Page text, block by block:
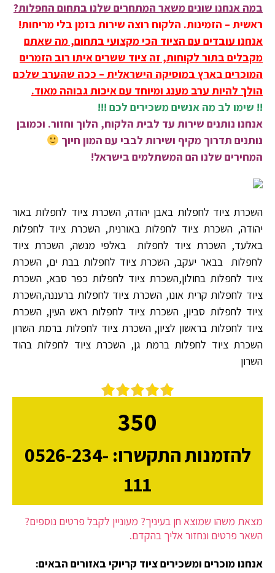
במה אנחנו שונים משאר המתחרים שלנו בתחום החפלות?
ראשית – הזמינות. הלקוח רוצה שירות בזמן בלי מריחות!
אנחנו עובדים עם הציוד הכי מקצועי בתחום, מה שאתם
מקבלים בתור לקוחות, זה ציוד ששרים איתו רוב הזמרים
המוכרים בארץ במוסיקה הישראלית – ככה שהערב שלכם
הולך להיות ערב מענג ומיוחד עם איכות גבוהה מאוד.
!! שימו לב מה אנשים משכירים לכם !!!
אנחנו נותנים שירות עד לבית הלקוח, הלוך וחזור. וכמובן
נותנים תדרוך מקיף ושירות לבבי עם המון חיוך
המחירים שלנו הם המשתלמים בישראל!
השכרת ציוד לחפלות באבן יהודה, השכרת ציוד לחפלות באור
יהודה, השכרת ציוד לחפלות באורנית, השכרת ציוד לחפלות
באלעד, השכרת ציוד לחפלות באלפי מנשה, השכרת ציוד
לחפלות בבאר יעקב, השכרת ציוד לחפלות בבת ים, השכרת
ציוד לחפלות בחולון,השכרת ציוד לחפלות כפר סבא, השכרת
ציוד לחפלות קרית אונו, השכרת ציוד לחפלות ברעננה,השכרת
ציוד לחפלות סביון, השכרת ציוד לחפלות ראש העין, השכרת
ציוד לחפלות בראשון לציון, השכרת ציוד לחפלות ברמת השרון
השכרת ציוד לחפלות ברמת גן, השכרת ציוד לחפלות בהוד
השרון
350
להזמנות התקשרו: 0526-234-
111
מצאת משהו שמוצא חן בעיניך? מעוניין לקבל פרטים נוספים?
השאר פרטים ונחזור אליך בהקדם.
אנחנו מוכרים ומשכירים ציוד קריוקי באזורים הבאים: